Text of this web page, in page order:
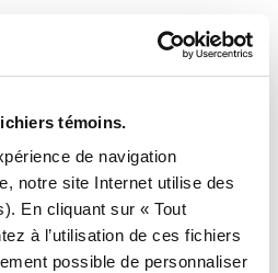
témoins.
de navigation
notre site Internet utilise des
En cliquant sur « Tout
à l’utilisation de ces fichiers
possible de personnaliser
du dossier